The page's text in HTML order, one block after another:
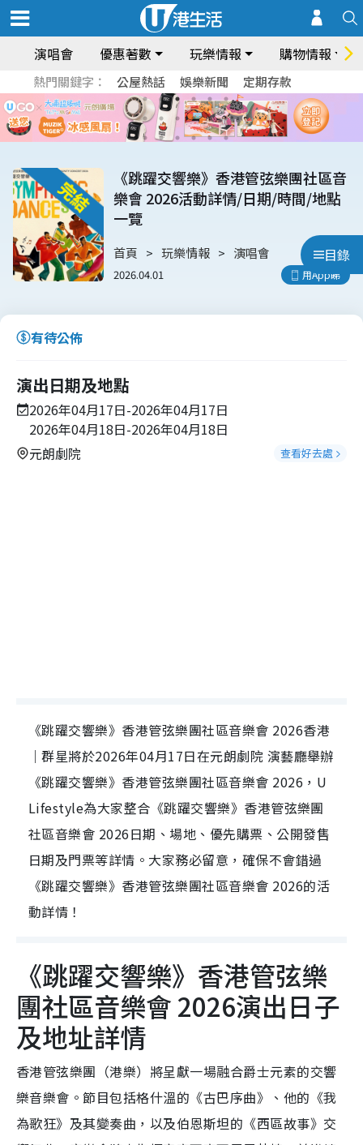
演唱會 優惠著數 玩樂情報 購物情報
熱門關鍵字： 公屋熱話 娛樂新聞 定期存款
目錄
《跳躍交響樂》香港管弦樂團社區音
樂會 2026活動詳情/日期/時間/地點
一覽
首頁 玩樂情報 演唱會
2026.04.01 用App睇
有待公佈
演出日期及地點
2026年04月17日-2026年04月17日
2026年04月18日-2026年04月18日
元朗劇院
查看好去處
《跳躍交響樂》香港管弦樂團社區音樂會 2026香港
｜群星將於2026年04月17日在元朗劇院 演藝廳舉辦
《跳躍交響樂》香港管弦樂團社區音樂會 2026，U
Lifestyle為大家整合《跳躍交響樂》香港管弦樂團
社區音樂會 2026日期、場地、優先購票、公開發售
日期及門票等詳情。大家務必留意，確保不會錯過
《跳躍交響樂》香港管弦樂團社區音樂會 2026的活
動詳情！
《跳躍交響樂》香港管弦樂
團社區音樂會 2026演出日子
及地址詳情
香港管弦樂團（港樂）將呈獻一場融合爵士元素的交響
樂音樂會。節目包括格什溫的《古巴序曲》、他的《我
為歌狂》及其變奏曲，以及伯恩斯坦的《西區故事》交